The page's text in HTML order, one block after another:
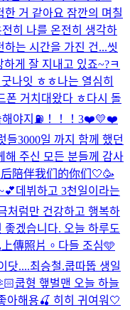
거 같아요 잠깐의 며칠
히 나를 온전히 생각하
하는 시간을 가진 건...씻
하게 잘 지내고 있죠~?ㅋ
나잇 ㅎㅎ나는 열심히
폰 거치대왔다 ㅎ다시 돌
야지⛽️！！！ 3❤️💛❤️
들3000일 까지 함께 했던
해 주신 모든 분들께 감사
陪伴我们的你们🤍🥳
데뷔하고 3천일이라는
처럼만 건강하고 행복하
겠습니다. 오늘 하루도
傳照片。 다들 조심🩵
닷....최승철.쿱따뚭 생일
쿱형 햎벌맨 오늘 하늘
아해용🍒 히히 귀여워 🤍